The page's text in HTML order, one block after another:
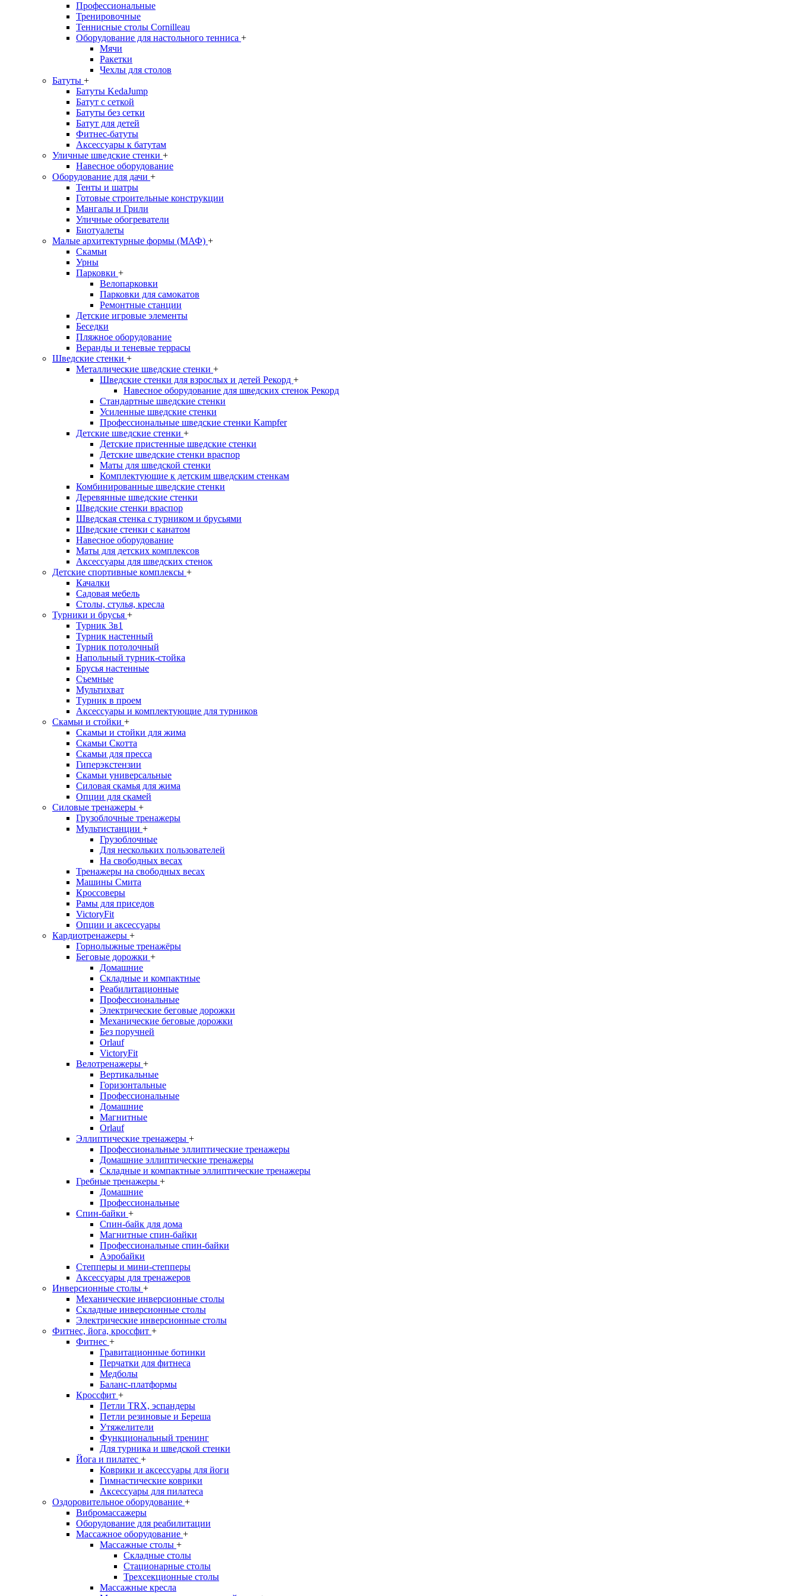
Профессиональные
Тренировочные
Теннисные столы Cornilleau
Оборудование для настольного тенниса +
Мячи
Ракетки
Чехлы для столов
Батуты +
Батуты KedaJump
Батут с сеткой
Батуты без сетки
Батут для детей
Фитнес-батуты
Аксессуары к батутам
Уличные шведские стенки +
Навесное оборудование
Оборудование для дачи +
Тенты и шатры
Готовые строительные конструкции
Мангалы и Грили
Уличные обогреватели
Биотуалеты
Малые архитектурные формы (МАФ) +
Скамьи
Урны
Парковки +
Велопарковки
Парковки для самокатов
Ремонтные станции
Детские игровые элементы
Беседки
Пляжное оборудование
Веранды и теневые террасы
Шведские стенки +
Металлические шведские стенки +
Шведские стенки для взрослых и детей Рекорд +
Навесное оборудование для шведских стенок Рекорд
Стандартные шведские стенки
Усиленные шведские стенки
Профессиональные шведские стенки Kampfer
Детские шведские стенки +
Детские пристенные шведские стенки
Детские шведские стенки враспор
Маты для шведской стенки
Комплектующие к детским шведским стенкам
Комбинированные шведские стенки
Деревянные шведские стенки
Шведские стенки враспор
Шведская стенка с турником и брусьями
Шведские стенки с канатом
Навесное оборудование
Маты для детских комплексов
Аксессуары для шведских стенок
Детские спортивные комплексы +
Качалки
Садовая мебель
Столы, стулья, кресла
Турники и брусья +
Турник 3в1
Турник настенный
Турник потолочный
Напольный турник-стойка
Брусья настенные
Съемные
Мультихват
Tурник в проем
Аксессуары и комплектующие для турников
Скамьи и стойки +
Скамьи и стойки для жима
Скамьи Скотта
Скамьи для пресса
Гиперэкстензии
Скамьи универсальные
Силовая скамья для жима
Опции для скамей
Силовые тренажеры +
Грузоблочные тренажеры
Мультистанции +
Грузоблочные
Для нескольких пользователей
На свободных весах
Тренажеры на свободных весах
Машины Смита
Кроссоверы
Рамы для приседов
VictoryFit
Опции и аксессуары
Кардиотренажеры +
Горнолыжные тренажёры
Беговые дорожки +
Домашние
Складные и компактные
Реабилитационные
Профессиональные
Электрические беговые дорожки
Механические беговые дорожки
Без поручней
Orlauf
VictoryFit
Велотренажеры +
Вертикальные
Горизонтальные
Профессиональные
Домашние
Магнитные
Orlauf
Эллиптические тренажеры +
Профессиональные эллиптические тренажеры
Домашние эллиптические тренажеры
Складные и компактные эллиптические тренажеры
Гребные тренажеры +
Домашние
Профессиональные
Спин-байки +
Спин-байк для дома
Магнитные спин-байки
Профессиональные спин-байки
Аэробайки
Степперы и мини-степперы
Аксессуары для тренажеров
Инверсионные столы +
Механические инверсионные столы
Складные инверсионные столы
Электрические инверсионные столы
Фитнес, йога, кроссфит +
Фитнес +
Гравитационные ботинки
Перчатки для фитнеса
Медболы
Баланс-платформы
Кроссфит +
Петли TRX, эспандеры
Петли резиновые и Береша
Утяжелители
Функциональный тренинг
Для турника и шведской стенки
Йога и пилатес +
Коврики и аксессуары для йоги
Гимнастические коврики
Аксессуары для пилатеса
Оздоровительное оборудование +
Вибромассажеры
Оборудование для реабилитации
Массажное оборудование +
Массажные столы +
Складные столы
Стационарные столы
Трехсекционные столы
Массажные кресла